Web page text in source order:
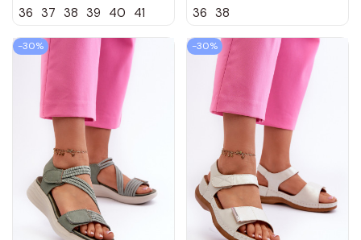
Rozā krāsas
36 37 38 39 40 41
Ceclea
36 38
-30% -30%